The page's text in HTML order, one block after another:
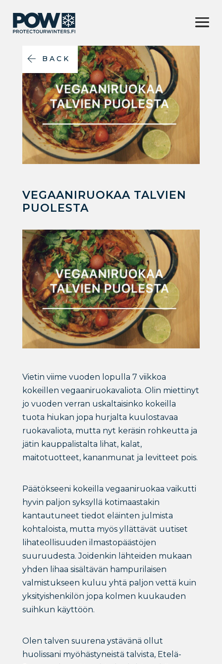
BACK
VEGAANIRUOKAA TALVIEN
PUOLESTA
Vietin viime vuoden lopulla 7 viikkoa
kokeillen vegaaniruokavaliota. Olin miettinyt
jo vuoden verran uskaltaisinko kokeilla
tuota hiukan jopa hurjalta kuulostavaa
ruokavaliota, mutta nyt keräsin rohkeutta ja
jätin kauppalistalta lihat, kalat,
maitotuotteet, kananmunat ja levitteet pois.
Päätökseeni kokeilla vegaaniruokaa vaikutti
hyvin paljon syksyllä kotimaastakin
kantautuneet tiedot eläinten julmista
kohtaloista, mutta myös yllättävät uutiset
lihateollisuuden ilmastopäästöjen
suuruudesta. Joidenkin lähteiden mukaan
yhden lihaa sisältävän hampurilaisen
valmistukseen kuluu yhtä paljon vettä kuin
yksityishenkilön jopa kolmen kuukauden
suihkun käyttöön.
Olen talven suurena ystävänä ollut
huolissani myöhästyneistä talvista, Etelä-